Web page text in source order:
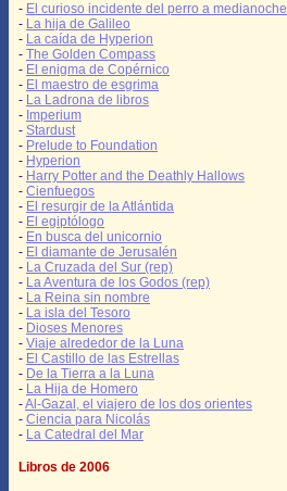
- El curioso incidente del perro a medianoche
- La hija de Galileo
- La caída de Hyperion
- The Golden Compass
- El enigma de Copérnico
- El maestro de esgrima
- La Ladrona de libros
- Imperium
- Stardust
- Prelude to Foundation
- Hyperion
- Harry Potter and the Deathly Hallows
- Cienfuegos
- El resurgir de la Atlántida
- El egiptólogo
- En busca del unicornio
- El diamante de Jerusalén
- La Cruzada del Sur (rep)
- La Aventura de los Godos (rep)
- La Reina sin nombre
- La isla del Tesoro
- Dioses Menores
- Viaje alrededor de la Luna
- El Castillo de las Estrellas
- De la Tierra a la Luna
- La Hija de Homero
-Al-Gazal, el viajero de los dos orientes
- Ciencia para Nicolás
- La Catedral del Mar
Libros de 2006